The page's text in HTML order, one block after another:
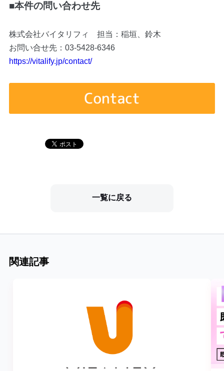
■本件の問い合わせ先
株式会社バイタリフィ 担当：稲垣、鈴木
お問い合せ先：03-5428-6346
https://vitalify.jp/contact/
一覧に戻る
関連記事